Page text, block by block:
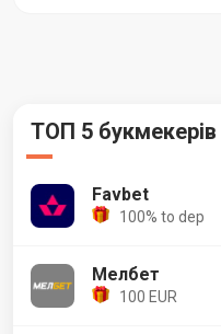
ТОП 5 букмекерів
Favbet
100% to dep
Мелбет
100 EUR